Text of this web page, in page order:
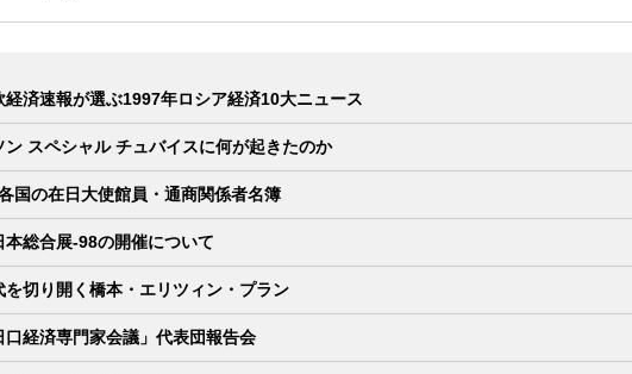
経済速報が選ぶ1997年ロシア経済10大ニュース
ン スペシャル チュバイスに何が起きたのか
国の在日大使館員・通商関係者名簿
本総合展-98の開催について
を切り開く橋本・エリツィン・プラン
口経済専門家会議」代表団報告会